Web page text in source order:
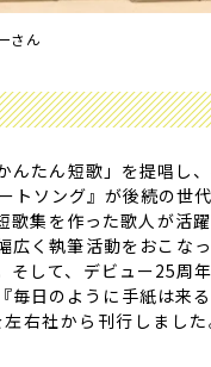
さん
たん短歌」を提唱し
トソング』が後続の世
歌集を作った歌人が活
広く執筆活動をおこな
して、デビュー25周
毎日のように手紙は来
右社から刊行しまし